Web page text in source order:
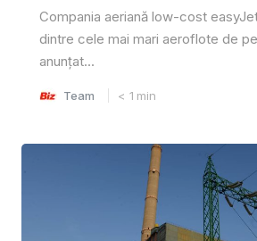
Compania aeriană low-cost
dintre cele mai mari aeroflote de
anunțat...
Team < 1 min